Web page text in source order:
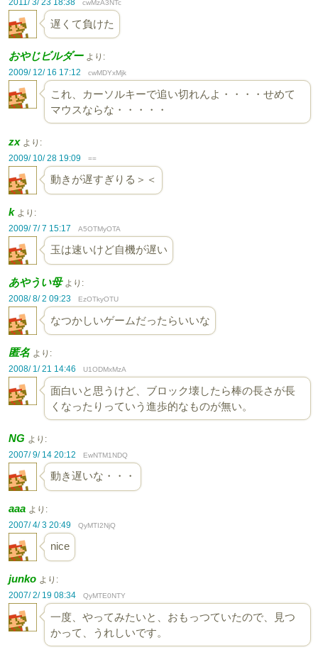
2011/ 3/ 23 18:38
cwMzA3NTc
遅くて負けた
おやじビルダー より:
2009/ 12/ 16 17:12
cwMDYxMjk
これ、カーソルキーで追い切れんよ・・・・せめて
マウスならな・・・・・
zx より:
2009/ 10/ 28 19:09
==
動きが遅すぎりる＞＜
k より:
2009/ 7/ 7 15:17
A5OTMyOTA
玉は速いけど自機が遅い
あやうい母 より:
2008/ 8/ 2 09:23
EzOTkyOTU
なつかしいゲームだったらいいな
匿名 より:
2008/ 1/ 21 14:46
U1ODMxMzA
面白いと思うけど、ブロック壊したら棒の長さが長
くなったりっていう進歩的なものが無い。
NG より:
2007/ 9/ 14 20:12
EwNTM1NDQ
動き遅いな・・・
aaa より:
2007/ 4/ 3 20:49
QyMTI2NjQ
nice
junko より:
2007/ 2/ 19 08:34
QyMTE0NTY
一度、やってみたいと、おもっつていたので、見つ
かって、うれしいです。